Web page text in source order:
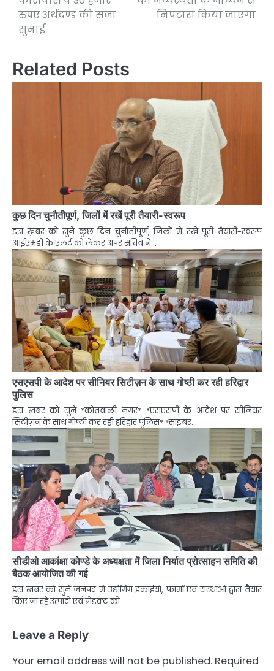
रुपए अर्थदण्ड की सजा
सुनाई
निपटारा किया जाएगा
Related Posts
कुछ दिन चुनौतीपूर्ण, जिलों में रखें पूरी तैयारी-स्वरूप
इस ख़बर को सुने कुछ दिन चुनौतीपूर्ण, जिलों में रखें पूरी तैयारी-स्वरूप
आईएमडी के एलर्ट को लेकर अपर सचिव ने…
एसएसपी के आदेश पर सीनियर सिटीज़न के साथ गोष्ठी कर रही हरिद्वार
पुलिस
इस ख़बर को सुने *कोतवाली नगर* *एसएसपी के आदेश पर सीनियर
सिटीज़न के साथ गोष्ठी कर रही हरिद्वार पुलिस* *साइबर…
सीडीओ आकांक्षा कोण्डे के अध्यक्षता में जिला निर्यात प्रोत्साहन समिति की
बैठक आयोजित की गई
इस ख़बर को सुने जनपद में उद्योगिग इकाईयों, फार्मों एवं संस्थाओं द्वारा तैयार
किए जा रहे उत्पादों एवं प्रोडक्ट को…
Leave a Reply
Your email address will not be published. Required